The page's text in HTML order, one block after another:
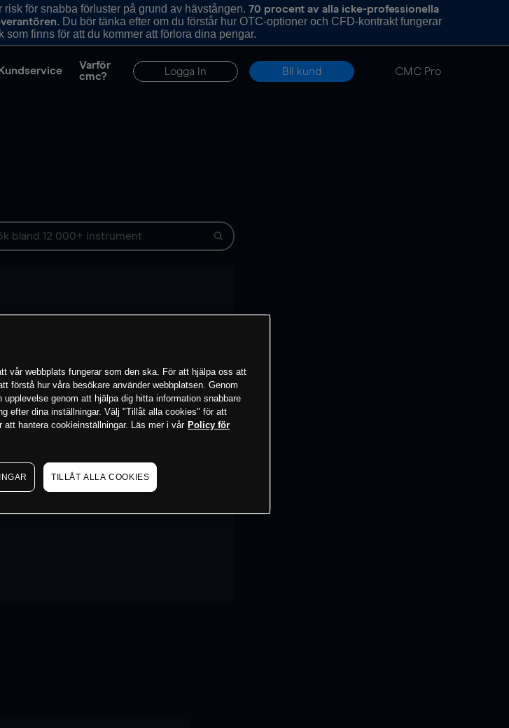
för snabba förluster på grund av hävstången. 70 procent av alla icke-professionella
. Du bör tänka efter om du förstår hur OTC-optioner och CFD-kontrakt fungerar
finns för att du kommer att förlora dina pengar.
Kundservice
Varför
cmc?
Logga in Bli kund CMC Pro
vår webbplats fungerar som den ska. För att hjälpa oss att
förstå hur våra besökare använder webbplatsen. Genom
genom att hjälpa dig hitta information snabbare
efter dina inställningar. Välj "Tillåt alla cookies" för att
hantera cookieinställningar. Läs mer i vår Policy för
TILLÅT ALLA COOKIES